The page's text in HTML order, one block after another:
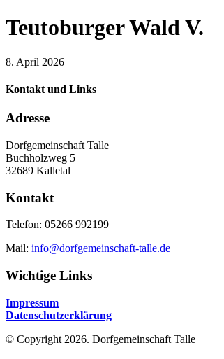
Teutoburger Wald V.
8. April 2026
Kontakt und Links
Adresse
Dorfgemeinschaft Talle
Buchholzweg 5
32689 Kalletal
Kontakt
Telefon: 05266 992199
Mail: info@dorfgemeinschaft-talle.de
Wichtige Links
Impressum
Datenschutzerklärung
© Copyright 2026. Dorfgemeinschaft Talle